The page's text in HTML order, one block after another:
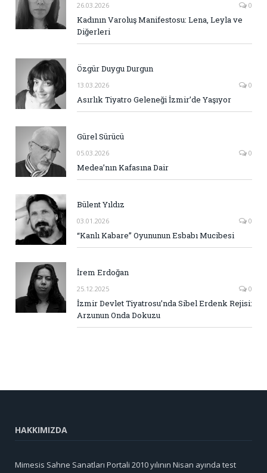
26.03.2026 0
Kadının Varoluş Manifestosu: Lena, Leyla ve
Diğerleri
Özgür Duygu Durgun
13.03.2026 0
Asırlık Tiyatro Geleneği İzmir’de Yaşıyor
Gürel Sürücü
05.03.2026 0
Medea’nın Kafasına Dair
Bülent Yıldız
03.01.2026 0
“Kanlı Kabare” Oyununun Esbabı Mucibesi
İrem Erdoğan
25.12.2025 0
İzmir Devlet Tiyatrosu’nda Sibel Erdenk Rejisi:
Arzunun Onda Dokuzu
HAKKIMIZDA
Mimesis Sahne Sanatları Portali 2010 yılının Nisan ayında test